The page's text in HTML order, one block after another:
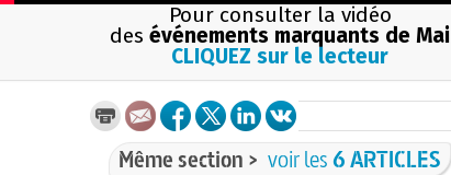
Pour consulter la vidéo
des événements marquants de Mai
CLIQUEZ sur le lecteur
Même section > voir les6 ARTICLES